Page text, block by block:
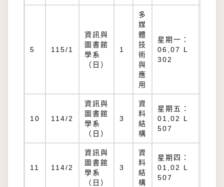
5 115/1
資訊與
圖書館
學系
（日）
1
多
媒
體
技
術
與
應
用
星期一：
06,07 L
302
10 114/2
資訊與
圖書館
學系
（日）
3
資
料
結
構
星期五：
01,02 L
507
11 114/2
資訊與
圖書館
學系
（日）
3
資
料
結
構
星期四：
01,02 L
507